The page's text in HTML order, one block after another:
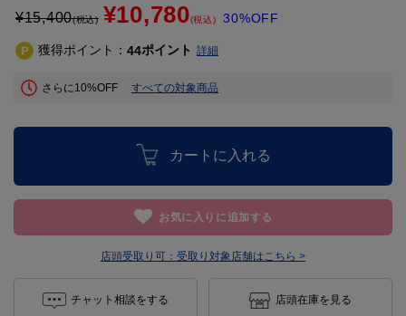
¥15,400(税込) ¥10,780(税込) 30%OFF
獲得ポイント： 44ポイント 詳細
さらに10%OFF すべての対象商品
カートに入れる
お気に入りに追加する
店頭受取り可： 受取り対象店舗はこちら >
チャット相談をする 店頭在庫を見る